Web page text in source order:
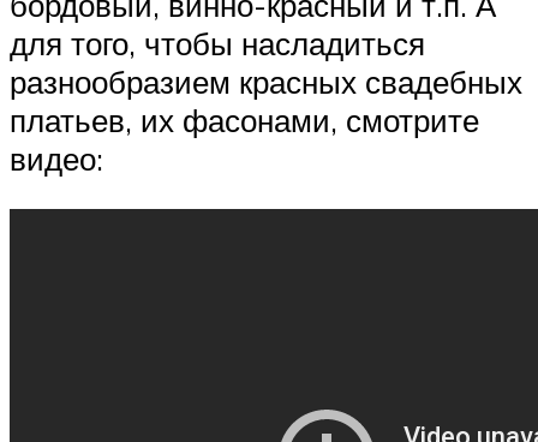
для того, чтобы насладиться
разнообразием красных свадебных
платьев, их фасонами, смотрите
видео: